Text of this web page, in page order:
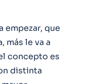
empezar, que
más le va a
concepto es
distinta